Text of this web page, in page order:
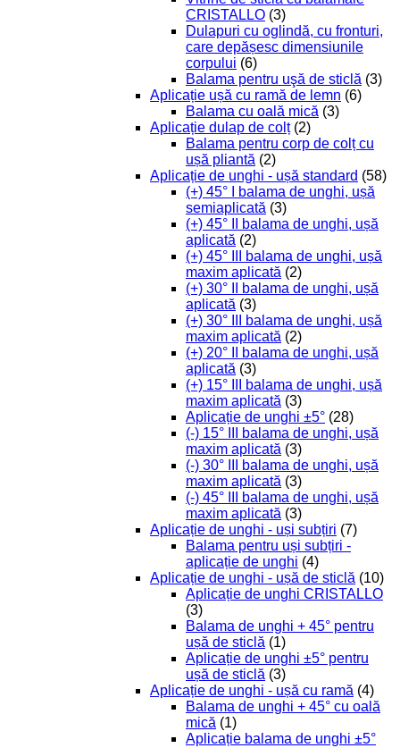
CRISTALLO (3)
Dulapuri cu oglindă, cu fronturi,
care depășesc dimensiunile
corpului (6)
Balama pentru uşă de sticlă (3)
Aplicație ușă cu ramă de lemn (6)
Balama cu oală mică (3)
Aplicație dulap de colț (2)
Balama pentru corp de colț cu
ușă pliantă (2)
Aplicație de unghi - ușă standard (58)
(+) 45° I balama de unghi, ușă
semiaplicată (3)
(+) 45° II balama de unghi, ușă
aplicată (2)
(+) 45° III balama de unghi, ușă
maxim aplicată (2)
(+) 30° II balama de unghi, ușă
aplicată (3)
(+) 30° III balama de unghi, ușă
maxim aplicată (2)
(+) 20° II balama de unghi, ușă
aplicată (3)
(+) 15° III balama de unghi, ușă
maxim aplicată (3)
Aplicație de unghi ±5° (28)
(-) 15° III balama de unghi, ușă
maxim aplicată (3)
(-) 30° III balama de unghi, ușă
maxim aplicată (3)
(-) 45° III balama de unghi, ușă
maxim aplicată (3)
Aplicație de unghi - uși subțiri (7)
Balama pentru uși subțiri -
aplicație de unghi (4)
Aplicație de unghi - ușă de sticlă (10)
Aplicație de unghi CRISTALLO
(3)
Balama de unghi + 45° pentru
ușă de sticlă (1)
Aplicație de unghi ±5° pentru
ușă de sticlă (3)
Aplicație de unghi - ușă cu ramă (4)
Balama de unghi + 45° cu oală
mică (1)
Aplicație balama de unghi ±5°